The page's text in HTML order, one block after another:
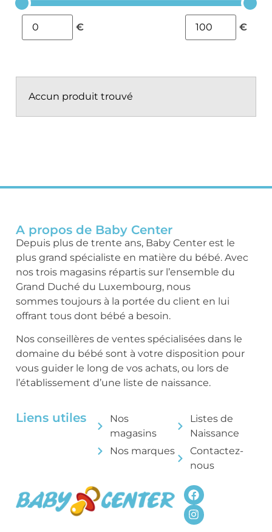
€ €
Accun produit trouvé
A propos de Baby Center
Depuis plus de trente ans, Baby Center est le
plus grand spécialiste en matière du bébé. Avec
nos trois magasins répartis sur l’ensemble du
Grand Duché du Luxembourg, nous
sommes toujours à la portée du client en lui
offrant tous dont bébé a besoin.
Nos conseillères de ventes spécialisées dans le
domaine du bébé sont à votre disposition pour
vous guider le long de vos achats, ou lors de
l’établissement d’une liste de naissance.
Liens utiles
Nos
magasins
Nos marques
Listes de
Naissance
Contactez-
nous